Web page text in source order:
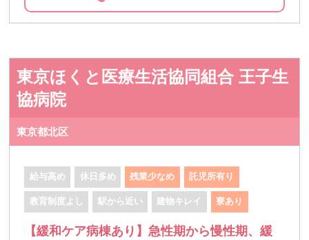
東京ほくと医療生活協同組合 王子生
協病院
東京都北区
給与高め 休日多め 残業少なめ 託児所有り
教育制度よし 駅から近い 建物キレイ 寮あり
【緩和ケア病棟あり】急性期から慢性期、緩